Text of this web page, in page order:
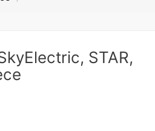
STAR,